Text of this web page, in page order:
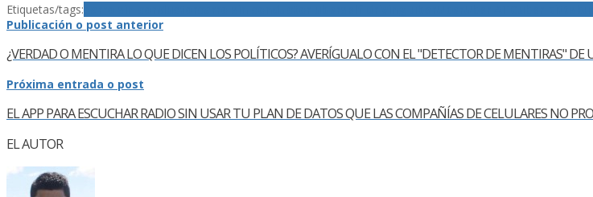
Etiquetas/tags:
Publicación o post anterior
¿VERDAD O MENTIRA LO QUE DICEN LOS POLÍ­TICOS? AVERÍ­GUALO CON EL "DETECTOR DE MENTIRAS" DE
Próxima entrada o post
EL APP PARA ESCUCHAR RADIO SIN USAR TU PLAN DE DATOS QUE LAS COMPAÑÍ­AS DE CELULARES NO
EL AUTOR